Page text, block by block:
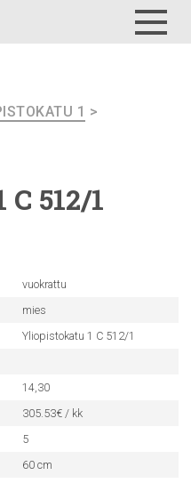
1 >
C 512/1
vuokrattu
mies
Yliopistokatu 1 C 512/1
14,30
305.53€ / kk
5
60 cm